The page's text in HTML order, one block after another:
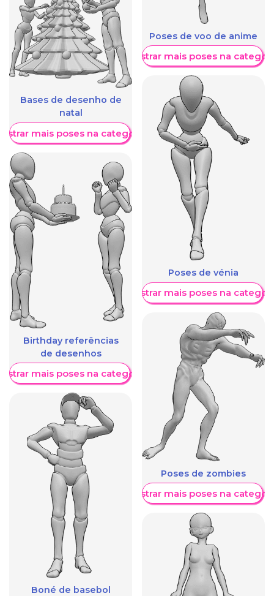
Bases de desenho de
natal
mais poses na categoria
Birthday referências
de desenhos
mais poses na categoria
Boné de basebol
Poses de voo de anime
Mostrar mais poses na
Poses de vénia
Mostrar mais poses na
Poses de zombies
Mostrar mais poses na